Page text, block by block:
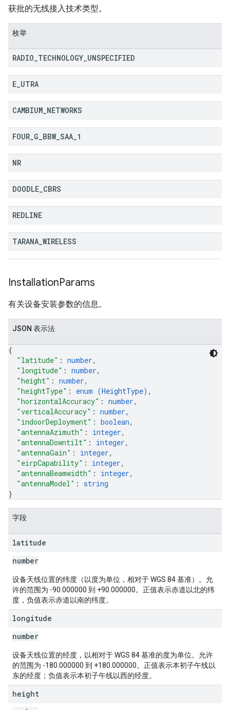
获批的无线接入技术类型。
枚举
RADIO TECHNOLOGY UNSPECIFIED
E UTRA
CAMBIUM NETWORKS
FOUR G BBW_ SAA 1
NR
DOODLE CBRS
REDLINE
TARANA WIRELESS
InstallationParams
有关设备安装参数的信息。
JSON 表示法
{
"latitude" : number,
"longitude" : number,
"height" : number,
"heightType" : enum (HeightType) ,
"horizontalAccuracy" : number,
"verticalAccuracy" : number,
"indoorDeployment" : boolean,
"antennaAzimuth" : integer,
"antennaDowntilt" : integer,
"antennaGain" : integer,
"eirpCapability" : integer,
"antennaBeamwidth" : integer,
"antennaModel" : string
}
字段
latitude
number
设备天线位置的纬度（以度为单位，相对于 WGS 84 基准）。允
许的范围为 -90.000000 到 +90.000000。正值表示赤道以北的纬
度，负值表示赤道以南的纬度。
longitude
number
设备天线位置的经度，以相对于 WGS 84 基准的度为单位。允许
的范围为 -180.000000 到 +180.000000。正值表示本初子午线以
东的经度；负值表示本初子午线以西的经度。
height